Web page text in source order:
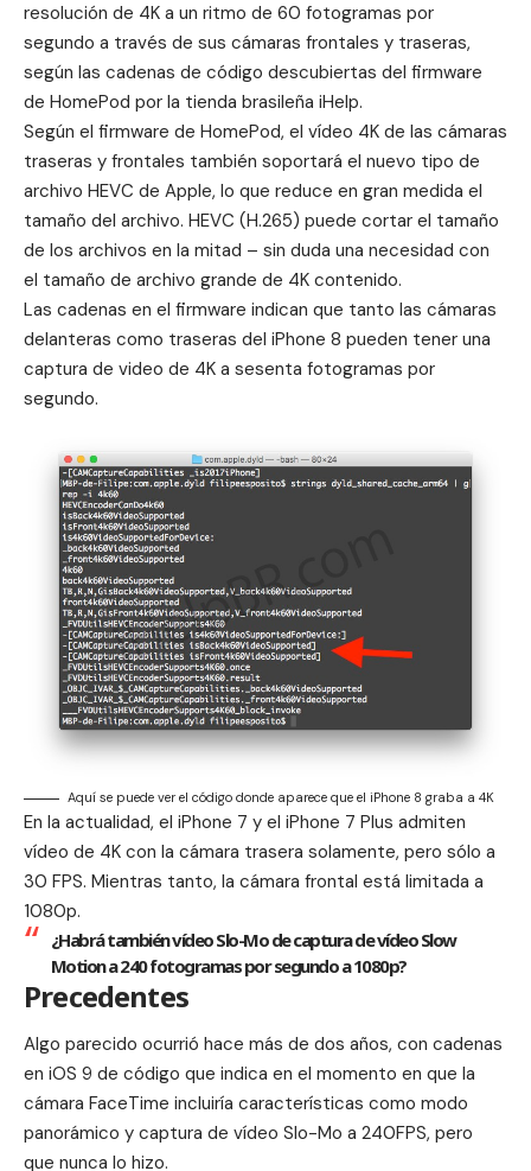
resolución de 4K a un ritmo de 60 fotogramas por
segundo a través de sus cámaras frontales y traseras,
según las cadenas de código descubiertas del firmware
de HomePod por la tienda brasileña iHelp.
Según el firmware de HomePod, el vídeo 4K de las cámaras
traseras y frontales también soportará el nuevo tipo de
archivo HEVC de Apple, lo que reduce en gran medida el
tamaño del archivo. HEVC (H.265) puede cortar el tamaño
de los archivos en la mitad – sin duda una necesidad con
el tamaño de archivo grande de 4K contenido.
Las cadenas en el firmware indican que tanto las cámaras
delanteras como traseras del iPhone 8 pueden tener una
captura de video de 4K a sesenta fotogramas por
segundo.
Aquí se puede ver el código donde aparece que el iPhone 8 graba a 4K
En la actualidad, el iPhone 7 y el iPhone 7 Plus admiten
vídeo de 4K con la cámara trasera solamente, pero sólo a
30 FPS. Mientras tanto, la cámara frontal está limitada a
1080p.
¿Habrá también vídeo Slo-Mo de captura de vídeo Slow
Motion a 240 fotogramas por segundo a 1080p?
Precedentes
Algo parecido ocurrió hace más de dos años, con cadenas
en iOS 9 de código que indica en el momento en que la
cámara FaceTime incluiría características como modo
panorámico y captura de vídeo Slo-Mo a 240FPS, pero
que nunca lo hizo.